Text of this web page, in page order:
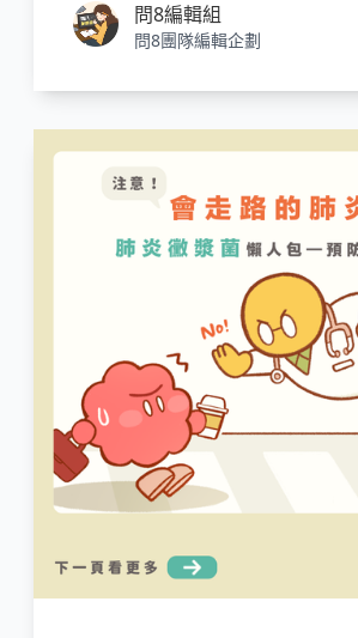
問8編輯組
問8團隊編輯企劃